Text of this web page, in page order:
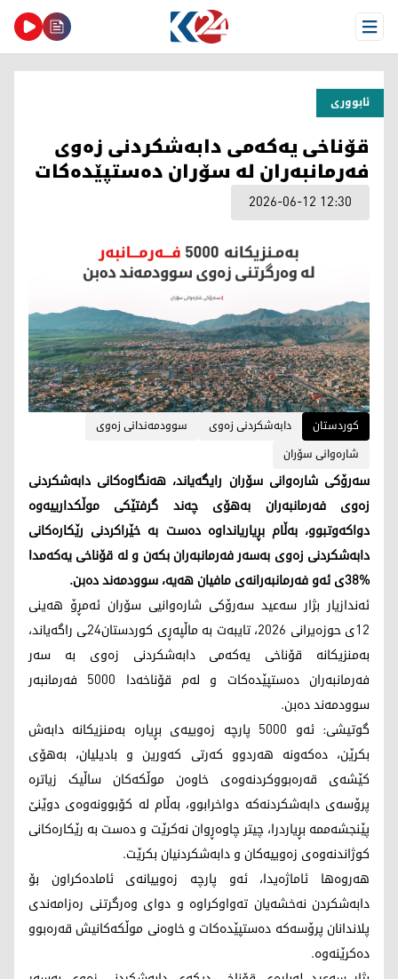
Open Menu
ئابووری
قۆناخی یەکەمی دابەشکردنی زەوی
فەرمانبەران لە سۆران دەستپێدەکات
2026-06-12 12:30
کوردستان دابەشکردنی زەوی
سوودمەندانی زەوی
شارەوانی سۆران
سەرۆکی شارەوانی سۆران رایگەیاند، هەنگاوەکانی دابەشکردنی
زەوی فەرمانبەران بەهۆی چەند گرفتێکی موڵکدارییەوە
دواکەوتبوو، بەڵام بڕیاریانداوە دەست بە خێراکردنی رێکارەکانی
دابەشکردنی زەوی بەسەر فەرمانبەران بکەن و لە قۆناخی یەکەمدا
%38ی ئەو فەرمانبەرانەی مافیان هەیە، سوودمەند دەبن.
ئەندازیار بژار سەعید سەرۆکی شارەوانیی سۆران ئەمڕۆ هەینی
12ی حوزەیرانی 2026، تایبەت بە ماڵپەڕی کوردستان24ـی راگەیاند،
بەمنزیکانە قۆناخی یەکەمی دابەشکردنی زەوی بە سەر
فەرمانبەران دەستپێدەکات و لەم قۆناخەدا 5000 فەرمانبەر
سوودمەند دەبن.
گوتیشی: ئەو 5000 پارچە زەوییەی بڕیارە بەمنزیکانە دابەش
بکرێن، دەکەونە هەردوو کەرتی کەورین و بادیلیان، بەهۆی
کێشەی قەرەبووکردنەوەی خاوەن موڵکەکان ساڵیک زیاترە
پرۆسەی دابەشکردنەکە دواخرابوو، بەڵام لە کۆبوونەوەی دوێنێ
پێنجشەممە بڕیاردرا، چیتر چاوەڕوان نەکرێت و دەست بە رێکارەکانی
کوژاندنەوەی زەوییەکان و دابەشکردنیان بکرێت.
هەروەها ئاماژەیدا، ئەو پارچە زەوییانەی ئامادەکراون بۆ
دابەشکردن نەخشەیان تەواوکراوە و دوای وەرگرتنی رەزامەندی
پلاندانان پرۆسەکە دەستپێدەکات و خاوەنی موڵکەکانیش قەرەبوو
دەکرێنەوە.